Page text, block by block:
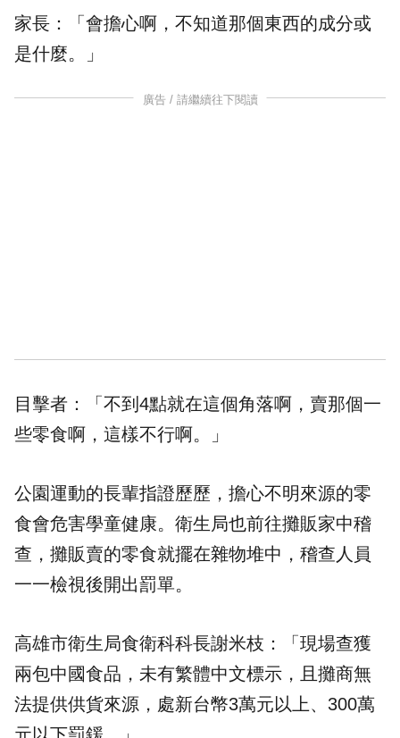
家長：「會擔心啊，不知道那個東西的成分或
是什麼。」
廣告 / 請繼續往下閱讀
目擊者：「不到4點就在這個角落啊，賣那個一
些零食啊，這樣不行啊。」
公園運動的長輩指證歷歷，擔心不明來源的零
食會危害學童健康。衛生局也前往攤販家中稽
查，攤販賣的零食就擺在雜物堆中，稽查人員
一一檢視後開出罰單。
高雄市衛生局食衛科科長謝米枝：「現場查獲
兩包中國食品，未有繁體中文標示，且攤商無
法提供供貨來源，處新台幣3萬元以上、300萬